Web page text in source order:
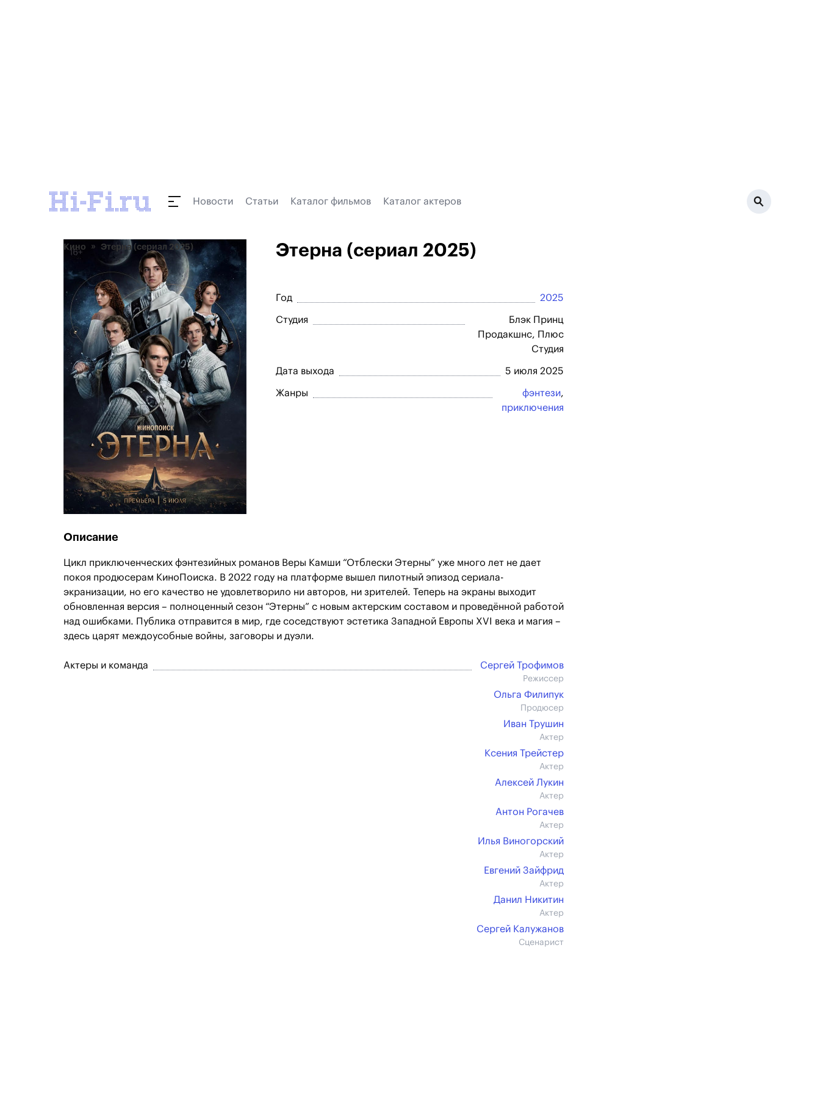
Новости Статьи Каталог фильмов Каталог актеров
Кино Этерна (сериал 2025) Этерна (сериал 2025)
Год 2025
Студия
Блэк Принц
Продакшнс, Плюс
Студия
Дата выхода 5 июля 2025
Жанры фэнтези,
приключения
Описание
Цикл приключенческих фэнтезийных романов Веры Камши “Отблески Этерны” уже много лет не дает
покоя продюсерам КиноПоиска. В 2022 году на платформе вышел пилотный эпизод сериала-
экранизации, но его качество не удовлетворило ни авторов, ни зрителей. Теперь на экраны выходит
обновленная версия – полноценный сезон “Этерны” с новым актерским составом и проведённой работой
над ошибками. Публика отправится в мир, где соседствуют эстетика Западной Европы XVI века и магия –
здесь царят междоусобные войны, заговоры и дуэли.
Актеры и команда Сергей Трофимов
Режиссер
Ольга Филипук
Продюсер
Иван Трушин
Актер
Ксения Трейстер
Актер
Алексей Лукин
Актер
Антон Рогачев
Актер
Илья Виногорский
Актер
Евгений Зайфрид
Актер
Данил Никитин
Актер
Сергей Калужанов
Сценарист